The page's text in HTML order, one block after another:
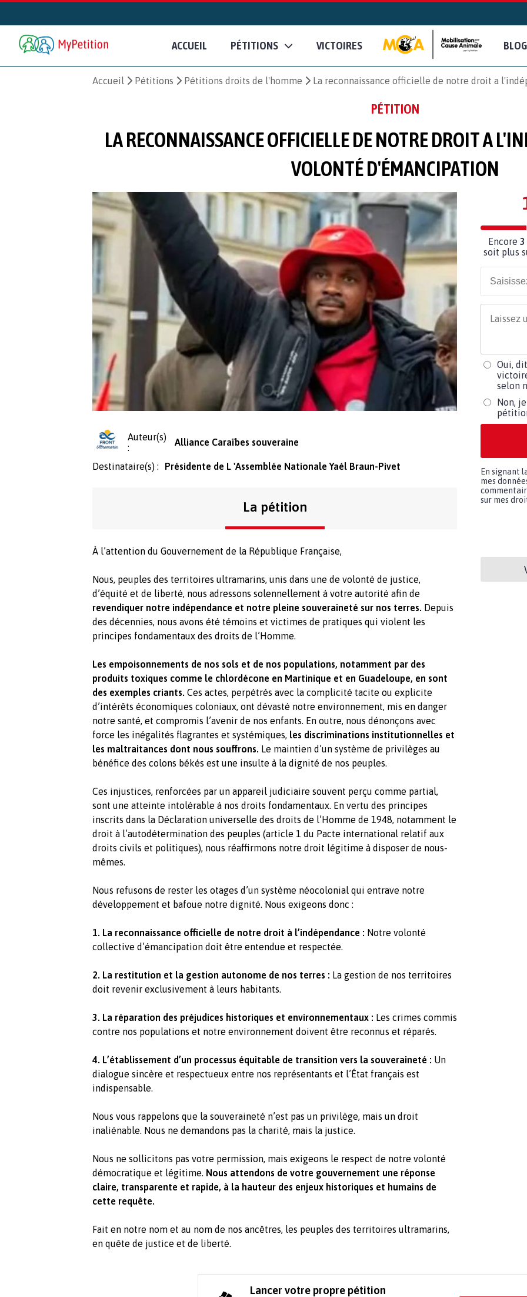
ACCUEIL PÉTITIONS VICTOIRES BLOG
Accueil Pétitions Pétitions droits de l'homme La reconnaissance officielle de notre droit a
PÉTITION
LA RECONNAISSANCE OFFICIELLE DE NOTRE DROIT A
VOLONTÉ D'ÉMANCIPATION
Auteur(s)
:
Alliance Caraïbes souveraine
Destinataire(s) : Présidente de L 'Assemblée Nationale Yaél Braun-Pivet
La pétition
À l’attention du Gouvernement de la République Française,
Nous, peuples des territoires ultramarins, unis dans une de volonté de justice,
d’équité et de liberté, nous adressons solennellement à votre autorité afin de
revendiquer notre indépendance et notre pleine souveraineté sur nos terres. Depuis
des décennies, nous avons été témoins et victimes de pratiques qui violent les
principes fondamentaux des droits de l’Homme.
Les empoisonnements de nos sols et de nos populations, notamment par des
produits toxiques comme le chlordécone en Martinique et en Guadeloupe, en sont
des exemples criants. Ces actes, perpétrés avec la complicité tacite ou explicite
d’intérêts économiques coloniaux, ont dévasté notre environnement, mis en danger
notre santé, et compromis l’avenir de nos enfants. En outre, nous dénonçons avec
force les inégalités flagrantes et systémiques, les discriminations institutionnelles et
les maltraitances dont nous souffrons. Le maintien d’un système de privilèges au
bénéfice des colons békés est une insulte à la dignité de nos peuples.
Ces injustices, renforcées par un appareil judiciaire souvent perçu comme partial,
sont une atteinte intolérable à nos droits fondamentaux. En vertu des principes
inscrits dans la Déclaration universelle des droits de l’Homme de 1948, notamment le
droit à l’autodétermination des peuples (article 1 du Pacte international relatif aux
droits civils et politiques), nous réaffirmons notre droit légitime à disposer de nous-
mêmes.
Nous refusons de rester les otages d’un système néocolonial qui entrave notre
développement et bafoue notre dignité. Nous exigeons donc :
1. La reconnaissance officielle de notre droit à l’indépendance : Notre volonté
collective d’émancipation doit être entendue et respectée.
2. La restitution et la gestion autonome de nos terres : La gestion de nos territoires
doit revenir exclusivement à leurs habitants.
3. La réparation des préjudices historiques et environnementaux : Les crimes commis
contre nos populations et notre environnement doivent être reconnus et réparés.
4. L’établissement d’un processus équitable de transition vers la souveraineté : Un
dialogue sincère et respectueux entre nos représentants et l’État français est
indispensable.
Nous vous rappelons que la souveraineté n’est pas un privilège, mais un droit
inaliénable. Nous ne demandons pas la charité, mais la justice.
Nous ne sollicitons pas votre permission, mais exigeons le respect de notre volonté
démocratique et légitime. Nous attendons de votre gouvernement une réponse
claire, transparente et rapide, à la hauteur des enjeux historiques et humains de
cette requête.
Fait en notre nom et au nom de nos ancêtres, les peuples des territoires ultramarins,
en quête de justice et de liberté.
Encore 3
soit plus
Oui,
selon
Non,
En signant
mes
sur mes
Lancer votre propre pétition